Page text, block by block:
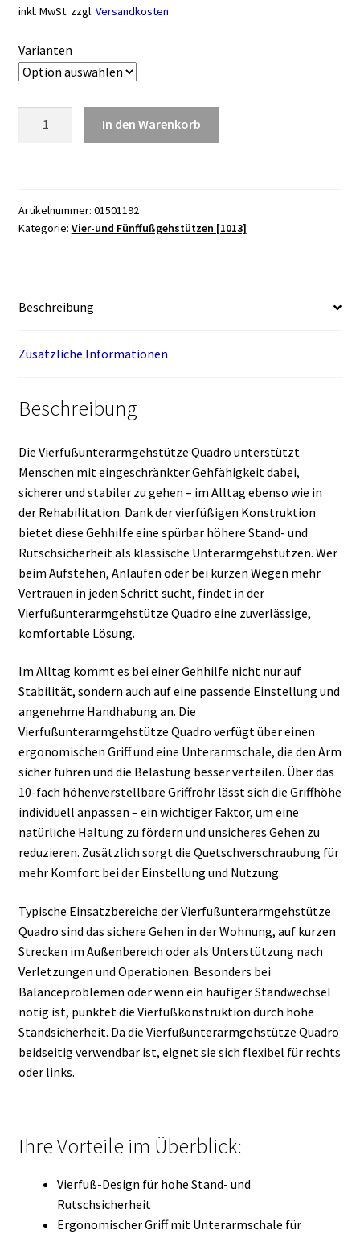
inkl. MwSt. zzgl. Versandkosten
Varianten
In den Warenkorb
Artikelnummer: 01501192
Kategorie: Vier-und Fünffußgehstützen [1013]
Beschreibung
Zusätzliche Informationen
Beschreibung
Die Vierfußunterarmgehstütze Quadro unterstützt
Menschen mit eingeschränkter Gehfähigkeit dabei,
sicherer und stabiler zu gehen – im Alltag ebenso wie in
der Rehabilitation. Dank der vierfüßigen Konstruktion
bietet diese Gehhilfe eine spürbar höhere Stand- und
Rutschsicherheit als klassische Unterarmgehstützen. Wer
beim Aufstehen, Anlaufen oder bei kurzen Wegen mehr
Vertrauen in jeden Schritt sucht, findet in der
Vierfußunterarmgehstütze Quadro eine zuverlässige,
komfortable Lösung.
Im Alltag kommt es bei einer Gehhilfe nicht nur auf
Stabilität, sondern auch auf eine passende Einstellung und
angenehme Handhabung an. Die
Vierfußunterarmgehstütze Quadro verfügt über einen
ergonomischen Griff und eine Unterarmschale, die den Arm
sicher führen und die Belastung besser verteilen. Über das
10-fach höhenverstellbare Griffrohr lässt sich die Griffhöhe
individuell anpassen – ein wichtiger Faktor, um eine
natürliche Haltung zu fördern und unsicheres Gehen zu
reduzieren. Zusätzlich sorgt die Quetschverschraubung für
mehr Komfort bei der Einstellung und Nutzung.
Typische Einsatzbereiche der Vierfußunterarmgehstütze
Quadro sind das sichere Gehen in der Wohnung, auf kurzen
Strecken im Außenbereich oder als Unterstützung nach
Verletzungen und Operationen. Besonders bei
Balanceproblemen oder wenn ein häufiger Standwechsel
nötig ist, punktet die Vierfußkonstruktion durch hohe
Standsicherheit. Da die Vierfußunterarmgehstütze Quadro
beidseitig verwendbar ist, eignet sie sich flexibel für rechts
oder links.
Ihre Vorteile im Überblick:
Vierfuß-Design für hohe Stand- und
Rutschsicherheit
Ergonomischer Griff mit Unterarmschale für